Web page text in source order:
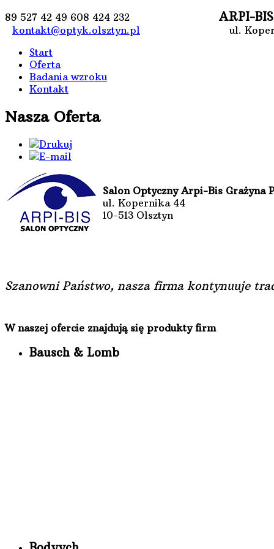
89 527 42 49 608 424 232 ARPI-BIS
kontakt@optyk.olsztyn.pl ul. Kopernika
Start
Oferta
Badania wzroku
Kontakt
Nasza Oferta
Salon Optyczny Arpi-Bis Grażyna
ul. Kopernika 44
10-513 Olsztyn
Szanowni Państwo, nasza firma kontynuuje
W naszej ofercie znajdują się produkty firm
Bausch & Lomb